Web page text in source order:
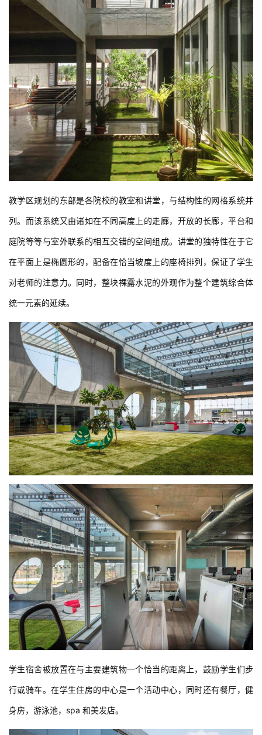
筑
计
室
内
设
计
城
市
与
景
观
建
筑
教
登录 注册
教学区规划的东部是各院校的教室和讲堂，与结构性的网格系统并
列。而该系统又由诸如在不同高度上的走廊，开放的长廊，平台和
庭院等等与室外联系的相互交错的空间组成。讲堂的独特性在于它
在平面上是椭圆形的，配备在恰当坡度上的座椅排列，保证了学生
对老师的注意力。同时，整块裸露水泥的外观作为整个建筑综合体
统一元素的延续。
学生宿舍被放置在与主要建筑物一个恰当的距离上，鼓励学生们步
行或骑车。在学生住房的中心是一个活动中心，同时还有餐厅，健
身房，游泳池，spa 和美发店。